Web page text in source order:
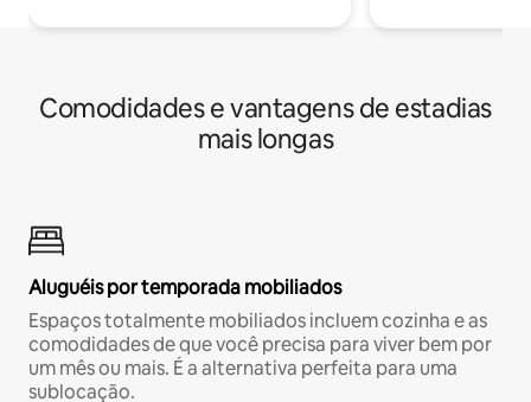
Comodidades e vantagens de estadias
mais longas
Aluguéis por temporada mobiliados
Espaços totalmente mobiliados incluem cozinha e as
comodidades de que você precisa para viver bem por
um mês ou mais. É a alternativa perfeita para uma
sublocação.